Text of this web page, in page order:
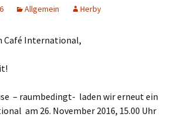
Allgemein Herby
Café International,
– raumbedingt- laden wir erneut ein
am 26. November 2016, 15.00 Uhr